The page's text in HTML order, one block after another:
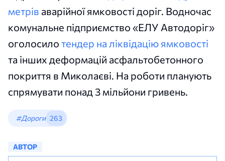
метрів аварійної ямковості доріг. Водночас
комунальне підприємство «ЕЛУ Автодоріг»
оголосило тендер на ліквідацію ямковості
та інших деформацій асфальтобетонного
покриття в Миколаєві. На роботи планують
спрямувати понад 3 мільйони гривень.
#Дороги 263
АВТОР